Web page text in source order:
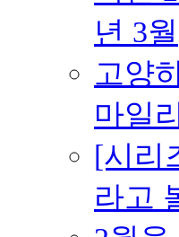
년 3월
고양
마일
[시리
라고